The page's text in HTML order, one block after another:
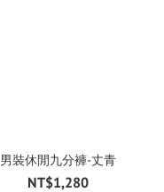
男裝休閒九分褲-丈青
NT$1,280